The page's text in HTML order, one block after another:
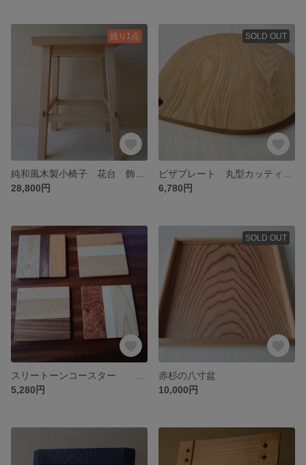
残り1点
28,800円
SOLD OUT
6,780円
5,280円
SOLD OUT
赤杉の八寸盆
10,000円